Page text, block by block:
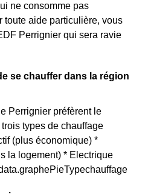
ne consomme pas
toute aide particulière, vous
Perrignier qui sera ravie
se chauffer dans la région
Perrignier préfèrent le
types de chauffage
(plus économique) *
la logement) * Electrique